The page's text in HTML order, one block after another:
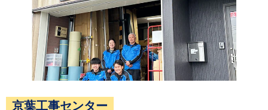
了です。換気棟は、屋根裏にこもりがちな湿気や
熱気を効果的に排出する役割を果たします。
京葉工事センター